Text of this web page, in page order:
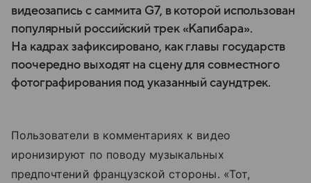
видеозапись с саммита G7, в которой использован
популярный российский трек «Капибара».
На кадрах зафиксировано, как главы государств
поочередно выходят на сцену для совместного
фотографирования под указанный саундтрек.
Пользователи в комментариях к видео
иронизируют по поводу музыкальных
предпочтений французской стороны. «Тот,